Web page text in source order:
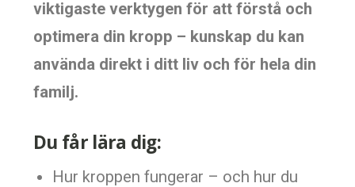
viktigaste verktygen för att förstå och
optimera din kropp – kunskap du kan
använda direkt i ditt liv och för hela din
familj.
Du får lära dig:
Hur kroppen fungerar – och hur du